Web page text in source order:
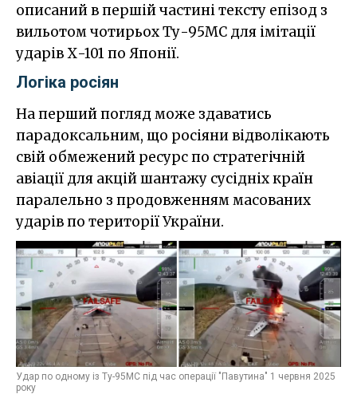
описаний в першій частині тексту епізод з
вильотом чотирьох Ту-95МС для імітації
ударів Х-101 по Японії.
Логіка росіян
На перший погляд може здаватись
парадоксальним, що росіяни відволікають
свій обмежений ресурс по стратегічній
авіації для акцій шантажу сусідніх країн
паралельно з продовженням масованих
ударів по території України.
Удар по одному із Ту-95МС під час операції "Павутина" 1 червня 2025
року